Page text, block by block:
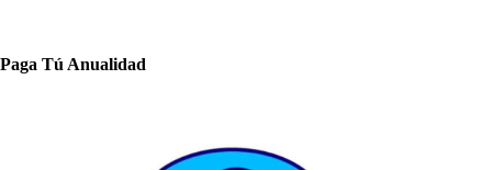
Paga Tú Anualidad